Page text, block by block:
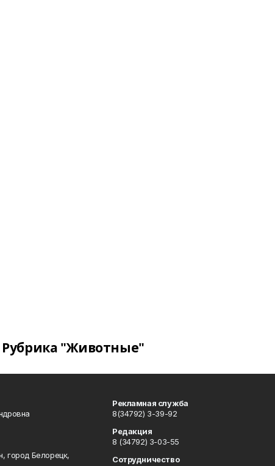
Рубрика "Животные"
город Белорецк,
Рекламная служба
8(34792) 3-39-92
Редакция
8 (34792) 3-03-55
Сотрудничество